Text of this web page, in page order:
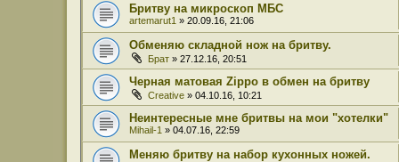
Бритву на микроскоп МБС
artemarut1 » 20.09.16, 21:06
Обменяю складной нож на бритву.
Брат » 27.12.16, 20:51
Черная матовая Zippo в обмен на бритву
Creative » 04.10.16, 10:21
Неинтересные мне бритвы на мои "хотелки"
Mihail-1 » 04.07.16, 22:59
Меняю бритву на набор кухонных ножей.